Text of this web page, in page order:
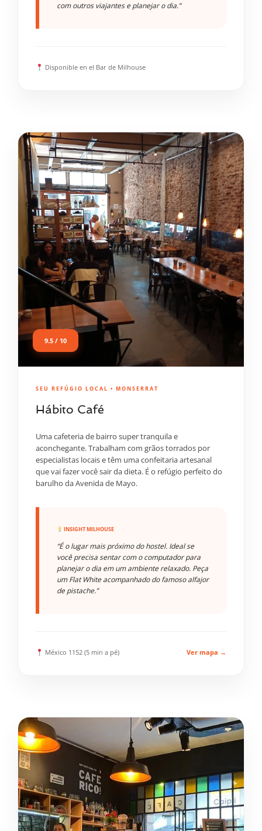
com outros viajantes e planejar o dia.”
Disponible en el Bar de Milhouse
9.5 / 10
SEU REFÚGIO LOCAL • MONSERRAT
Hábito Café
Uma cafeteria de bairro super tranquila e
aconchegante. Trabalham com grãos torrados por
especialistas locais e têm uma confeitaria artesanal
que vai fazer você sair da dieta. É o refúgio perfeito do
barulho da Avenida de Mayo.
INSIGHT MILHOUSE
“É o lugar mais próximo do hostel. Ideal se
você precisa sentar com o computador para
planejar o dia em um ambiente relaxado. Peça
um Flat White acompanhado do famoso alfajor
de pistache.”
México 1152 (5 min a pé) Ver mapa →